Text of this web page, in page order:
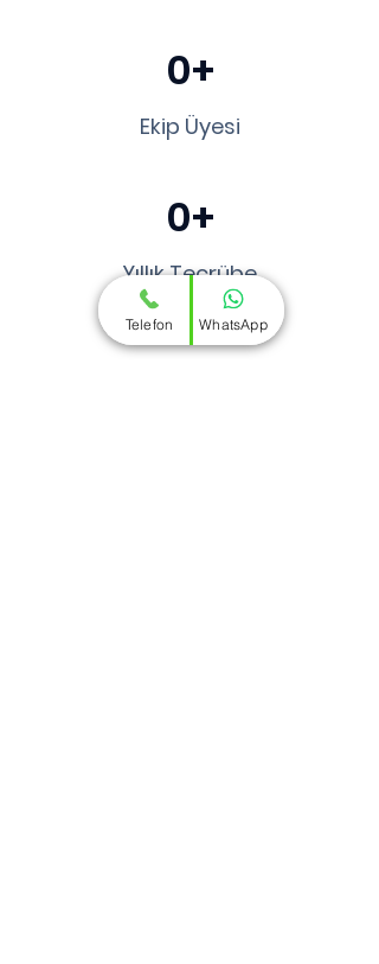
0+
Ekip Üyesi
0+
Yıllık Tecrübe
Telefon WhatsApp